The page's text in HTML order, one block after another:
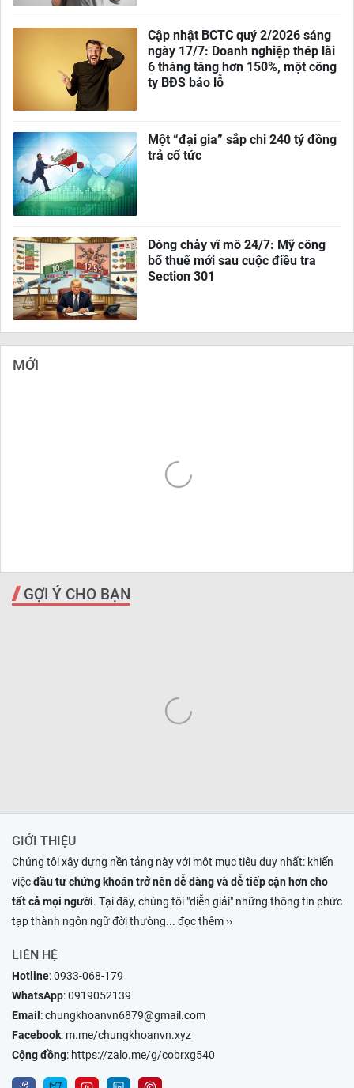
Cập nhật BCTC quý 2/2026 sáng
ngày 17/7: Doanh nghiệp thép lãi
6 tháng tăng hơn 150%, một công
ty BĐS báo lỗ
Một “đại gia” sắp chi 240 tỷ đồng
trả cổ tức
Dòng chảy vĩ mô 24/7: Mỹ công
bố thuế mới sau cuộc điều tra
Section 301
MỚI
GỢI Ý CHO BẠN
GIỚI THIỆU
Chúng tôi xây dựng nền tảng này với một mục tiêu duy nhất: khiến
việcđầu tư chứng khoán trở nên dễ dàng và dễ tiếp cận hơn cho
tất cả mọi người. Tại đây, chúng tôi "diễn giải" những thông tin phức
tạp thành ngôn ngữ đời thường... đọc thêm ››
LIÊN HỆ
Hotline:0933-068-179
WhatsApp:0919052139
Email :chungkhoanvn6879@gmail.com
Facebook: m.me/chungkhoanvn.xyz
Cộng đồng: https://zalo.me/g/cobrxg540